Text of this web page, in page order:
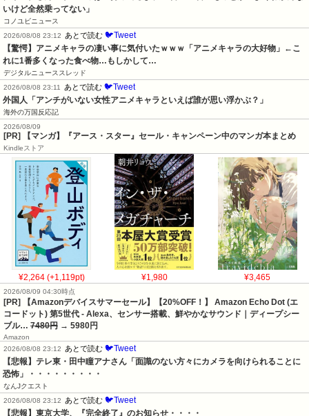
いけど全然乗ってない」
コノユビニュース
2026/08/08 23:12
あとで読む 🐦Tweet
【驚愕】アニメキャラの凄い事に気付いたｗｗｗ「アニメキャラの大好物」←こ
れに1番多くなった食べ物…もしかして…
デジタルニューススレッド
2026/08/08 23:11
あとで読む 🐦Tweet
外国人「アンチがいない女性アニメキャラといえば誰が思い浮かぶ？」
海外の万国反応記
2026/08/09
[PR] 【マンガ】『アース・スター』セール・キャンペーン中のマンガ本まとめ
Kindleストア
¥2,264 (+1,119pt) ¥1,980 ¥3,465
2026/08/09 04:30時点
[PR] 【Amazonデバイスサマーセール】【20%OFF！】 Amazon Echo Dot (エ
コードット) 第5世代 - Alexa、センサー搭載、鮮やかなサウンド｜ディープシー
ブル… 7480円 → 5980円
Amazon
2026/08/08 23:12
あとで読む 🐦Tweet
【悲報】テレ東・田中瞳アナさん「面識のない方々にカメラを向けられることに
恐怖」・・・・・・・・・
なんJクエスト
2026/08/08 23:12
あとで読む 🐦Tweet
【悲報】東京大学、『完全終了』のお知らせ・・・・